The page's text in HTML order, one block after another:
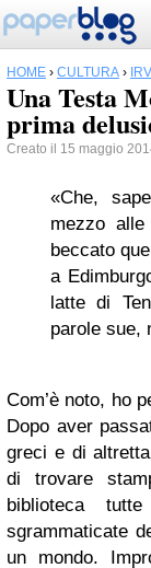
HOME › CULTURA ›
Una Testa
prima
Creato il 15 maggio
«Che,
mezzo
beccato
a
latte di
parole sue,
Com’è noto, ho
Dopo aver
greci e di
di trovare
biblioteca
sgrammaticate
un mondo.